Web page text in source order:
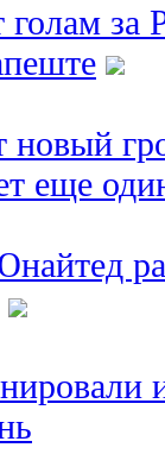
голам
новый
еще